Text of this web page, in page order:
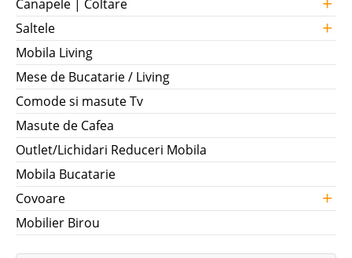
Canapele | Coltare
Saltele +
Mobila Living
Mese de Bucatarie / Living
Comode si masute Tv
Masute de Cafea
Outlet/Lichidari Reduceri Mobila
Mobila Bucatarie
Covoare
+
Mobilier Birou